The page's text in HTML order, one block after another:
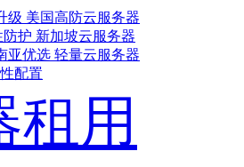
级 美国高防云服务器
防护 新加坡云服务器
亚优选 轻量云服务器
配置
租用